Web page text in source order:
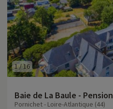
1/16
Baie de La Baule - Pension
Pornichet - Loire-Atlantique (44)